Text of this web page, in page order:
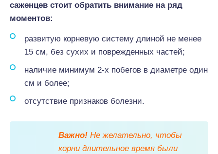
саженцев стоит обратить внимание на ряд
моментов:
развитую корневую систему длиной не менее
15 см, без сухих и поврежденных частей;
наличие минимум 2-х побегов в диаметре один
см и более;
отсутствие признаков болезни.
Важно! Не желательно, чтобы
корни длительное время были